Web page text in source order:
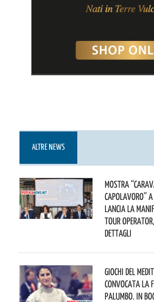
ALTRE NEWS
Mostra
capolavoro” a
lancia la
Tour Operator,
dettagli
Giochi del
convocata la
Palumbo. In